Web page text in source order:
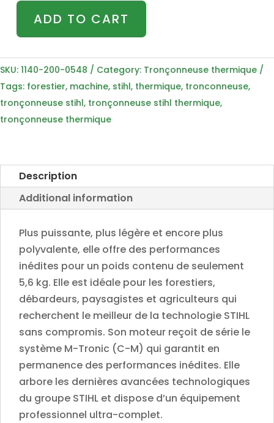
Tronçonneuse
STIHL
MS
362
C-
M
1140-
200-
0548
ADD TO CART
SKU: 1140-200-0548 Category: Tronçonneuse thermique
Tags: forestier, machine, stihl, thermique, tronconneuse,
tronçonneuse stihl, tronçonneuse stihl thermique,
tronçonneuse thermique
Description
Additional information
Plus puissante, plus légère et encore plus
polyvalente, elle offre des performances
inédites pour un poids contenu de seulement
5,6 kg. Elle est idéale pour les forestiers,
débardeurs, paysagistes et agriculteurs qui
recherchent le meilleur de la technologie STIHL
sans compromis. Son moteur reçoit de série le
système M-Tronic (C-M) qui garantit en
permanence des performances inédites. Elle
arbore les dernières avancées technologiques
du groupe STIHL et dispose d’un équipement
professionnel ultra-complet.